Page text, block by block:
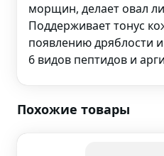
морщин, делает овал
Поддерживает тонус
появлению дряблости
6 видов пептидов и
Похожие товары